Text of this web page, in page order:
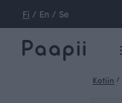
Fi / En / Se
Kotiin /